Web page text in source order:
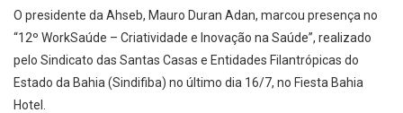
O presidente da Ahseb, Mauro Duran Adan, marcou presença no
“12º WorkSaúde – Criatividade e Inovação na Saúde”, realizado
pelo Sindicato das Santas Casas e Entidades Filantrópicas do
Estado da Bahia (Sindifiba) no último dia 16/7, no Fiesta Bahia
Hotel.